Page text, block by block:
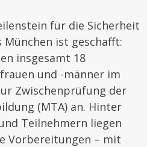
für die Sicherheit
ist geschafft:
insgesamt 18
und -männer im
Zwischenprüfung der
(MTA) an. Hinter
Teilnehmern liegen
Vorbereitungen – mit